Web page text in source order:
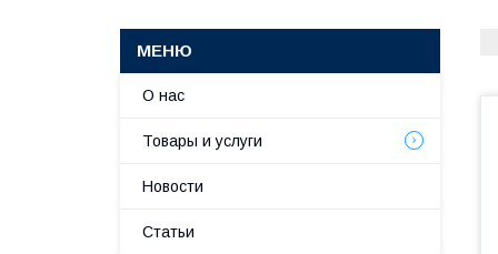
О нас
Товары и услуги
Новости
Статьи